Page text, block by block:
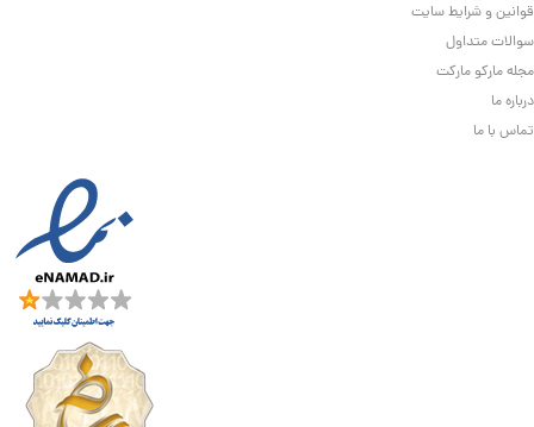
قوانین و شرایط سایت
سوالات متداول
مجله مارکو مارکت
درباره ما
تماس با ما